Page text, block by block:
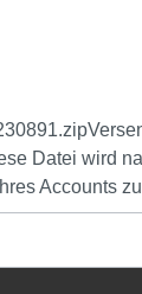
Datei wird
Accounts